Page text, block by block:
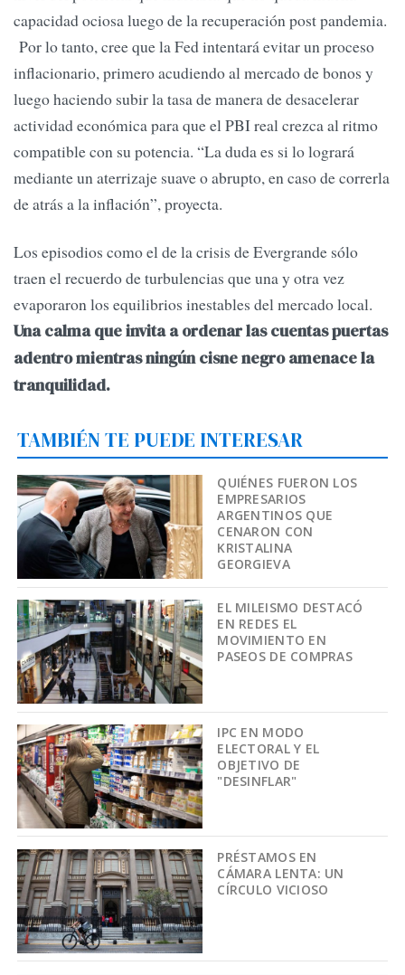
capacidad ociosa luego de la recuperación post pandemia.
Por lo tanto, cree que la Fed intentará evitar un proceso
inflacionario, primero acudiendo al mercado de bonos y
luego haciendo subir la tasa de manera de desacelerar
actividad económica para que el PBI real crezca al ritmo
compatible con su potencia. “La duda es si lo logrará
mediante un aterrizaje suave o abrupto, en caso de correrla
de atrás a la inflación”, proyecta.
Los episodios como el de la crisis de Evergrande sólo
traen el recuerdo de turbulencias que una y otra vez
evaporaron los equilibrios inestables del mercado local.
Una calma que invita a ordenar las cuentas puertas
adentro mientras ningún cisne negro amenace la
tranquilidad.
TAMBIÉN TE PUEDE INTERESAR
QUIÉNES FUERON LOS
EMPRESARIOS
ARGENTINOS QUE
CENARON CON
KRISTALINA
GEORGIEVA
EL MILEISMO DESTACÓ
EN REDES EL
MOVIMIENTO EN
PASEOS DE COMPRAS
IPC EN MODO
ELECTORAL Y EL
OBJETIVO DE
"DESINFLAR"
PRÉSTAMOS EN
CÁMARA LENTA: UN
CÍRCULO VICIOSO